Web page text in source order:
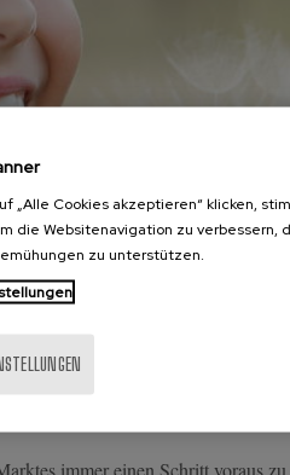
engagiert sich für:
erfüllen wir die
unsere Produkte stets sämtliche
immer einen Schritt voraus
„Alle Cookies akzeptieren“ klicken,
die Websitenavigation zu verbessern,
zu unterstützen.